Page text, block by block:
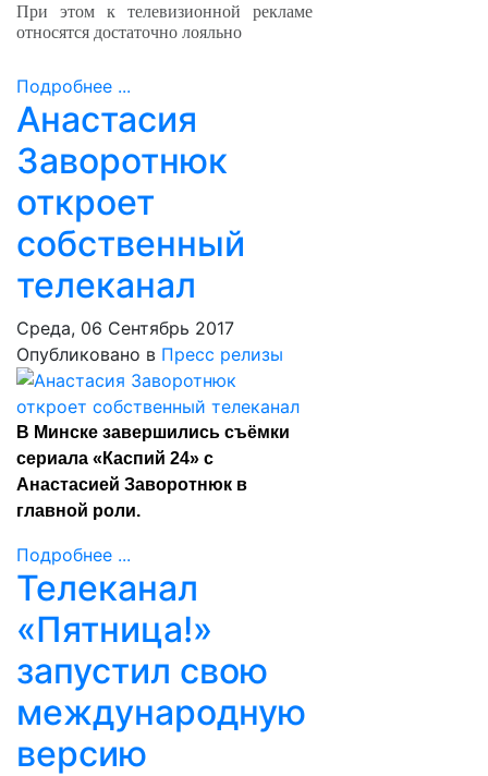
При этом к телевизионной рекламе
относятся достаточно лояльно
Подробнее ...
Анастасия
Заворотнюк
откроет
собственный
телеканал
Среда, 06 Сентябрь 2017
Опубликовано в Пресс релизы
В Минске завершились съёмки
сериала «Каспий 24» с
Анастасией Заворотнюк в
главной роли.
Подробнее ...
Телеканал
«Пятница!»
запустил свою
международную
версию